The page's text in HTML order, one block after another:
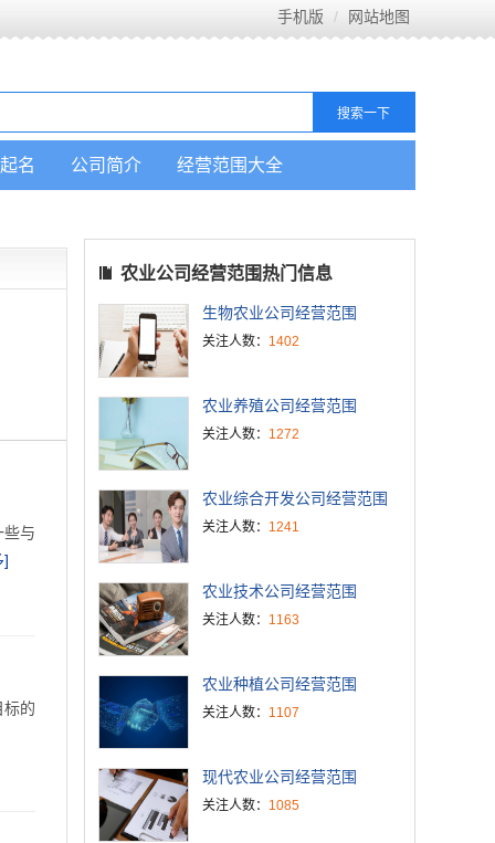
手机版 网站地图
名 公司简介 经营范围大全
些与
]
标的
农业公司经营范围热门信息
生物农业公司经营范围
关注人数： 1402
农业养殖公司经营范围
关注人数： 1272
农业综合开发公司经营范围
关注人数： 1241
农业技术公司经营范围
关注人数： 1163
农业种植公司经营范围
关注人数： 1107
现代农业公司经营范围
关注人数： 1085